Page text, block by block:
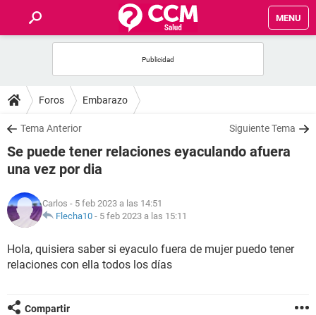
MENU
FOROS
SALUD
FAMILIA
NUTRICIÓN
SEXUALIDAD
GLOSARIO
Foros Embarazo
Tema Anterior Siguiente Tema
Se puede tener relaciones eyaculando afuera
una vez por dia
Carlos - 5 feb 2023 a las 14:51
Flecha10 - 5 feb 2023 a las 15:11
Hola, quisiera saber si eyaculo fuera de mujer puedo tener
relaciones con ella todos los días
Compartir